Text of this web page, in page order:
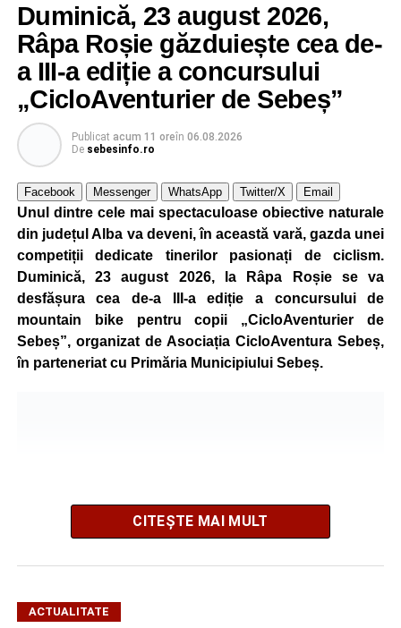
Duminică, 23 august 2026,
Râpa Roșie găzduiește cea de-
a III-a ediție a concursului
„CicloAventurier de Sebeș”
Publicat acum 11 oreîn 06.08.2026
De sebesinfo.ro
Facebook Messenger WhatsApp Twitter/X Email
Unul dintre cele mai spectaculoase obiective naturale
din județul Alba va deveni, în această vară, gazda unei
competiții dedicate tinerilor pasionați de ciclism.
Duminică, 23 august 2026, la Râpa Roșie se va
desfășura cea de-a III-a ediție a concursului de
mountain bike pentru copii „CicloAventurier de
Sebeș”, organizat de Asociația CicloAventura Sebeș,
în parteneriat cu Primăria Municipiului Sebeș.
CITEȘTE MAI MULT
ACTUALITATE